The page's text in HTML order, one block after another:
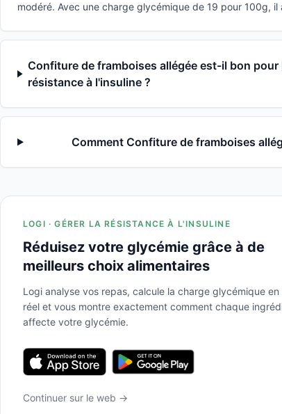
modéré. Avec une charge glycémique de 19 pour 100g,
Confiture de framboises allégée est-il bon
résistance à l'insuline ?
Comment Confiture de framboises
LOGI · GÉRER LA RÉSISTANCE À L'INSULINE
Réduisez votre glycémie grâce à de
meilleurs choix alimentaires
Logi analyse vos repas, calcule la charge glycémique
réel et vous montre exactement comment chaque
affecte votre glycémie.
Continuer sur le web →